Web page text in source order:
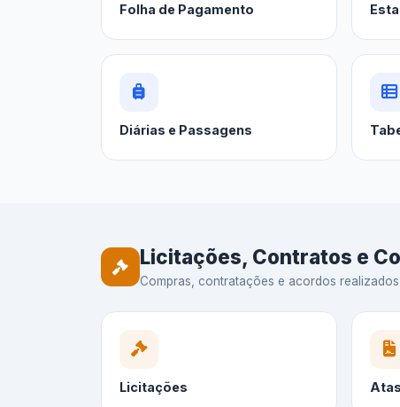
Folha de Pagamento
Diárias e Passagens
Licitações, Contratos e
Compras, contratações e acordos realizados
Licitações